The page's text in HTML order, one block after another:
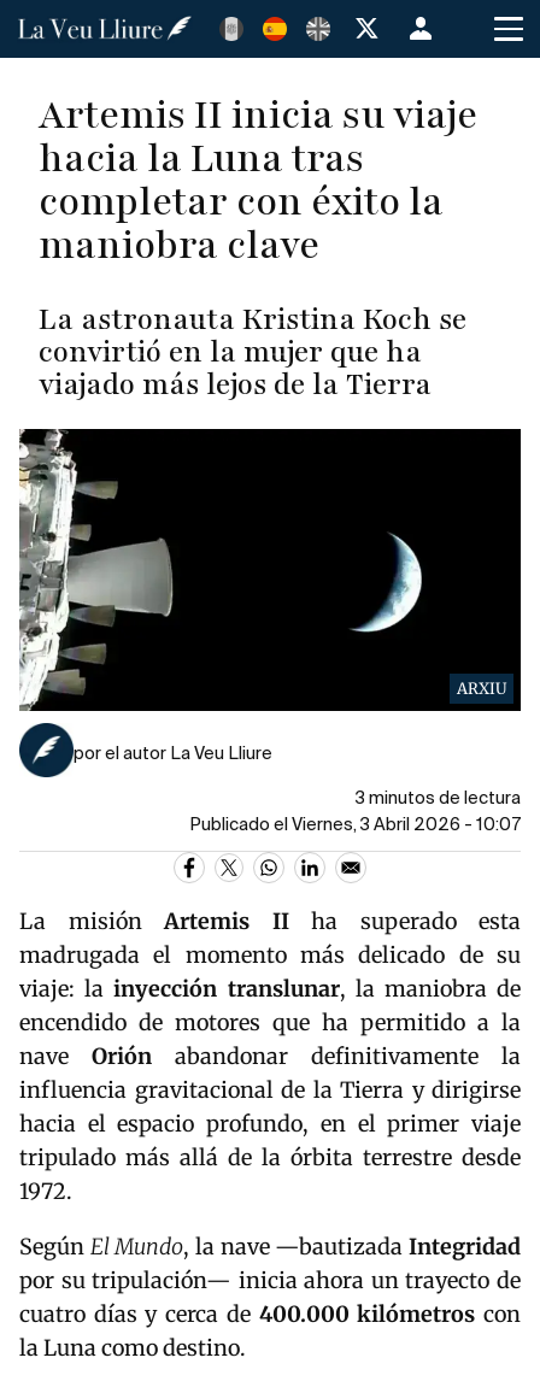
Pasar
principal
Menú
de
cuenta
de
Artemis II inicia su viaje
hacia la Luna tras
completar con éxito la
maniobra clave
La astronauta Kristina Koch se
convirtió en la mujer que ha
viajado más lejos de la Tierra
ARXIU
por el autor La Veu Lliure
3 minutos de lectura
Publicado el Viernes, 3 Abril 2026 - 10:07
La misiónArtemis IIha superado esta
madrugada el momento más delicado de su
viaje: lainyección translunar, la maniobra de
encendido de motores que ha permitido a la
nave Orión abandonar definitivamente la
influencia gravitacional de la Tierra y dirigirse
hacia el espacio profundo, en el primer viaje
tripulado más allá de la órbita terrestre desde
1972.
Según El Mundo, la nave —bautizadaIntegridad
por su tripulación— inicia ahora un trayecto de
cuatro días y cerca de 400.000 kilómetros con
la Luna como destino.